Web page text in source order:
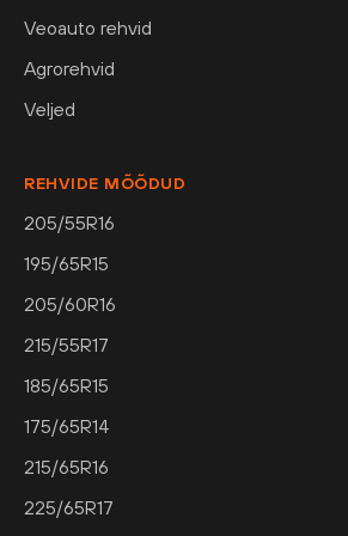
Veoauto rehvid
Agrorehvid
Veljed
REHVIDE MÕÕDUD
205/55R16
195/65R15
205/60R16
215/55R17
185/65R15
175/65R14
215/65R16
225/65R17